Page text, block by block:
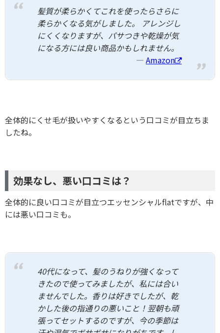
髪質が柔らかくてこれを使ったらさらに
柔らかくなる気がしました。 アレンジし
にくくなりますが、パサつきや乾燥が気
になる方には良い商品かもしれません。
Amazon
全体的にくせ毛が扱いやすくなるという口コミが目立ちま
したね。
効果なし、悪い口コミは？
全体的に良い口コミが目立つエッセンシャルflatですが、中
には悪い口コミも。
40代になって、髪のうねりが強くなって
きたので使ってみましたが、私には合い
ませんでした。香りは好きでしたが、乾
かした後の指通りの悪いこと！翌朝も頑
張ってセットするのですが、今の季節は